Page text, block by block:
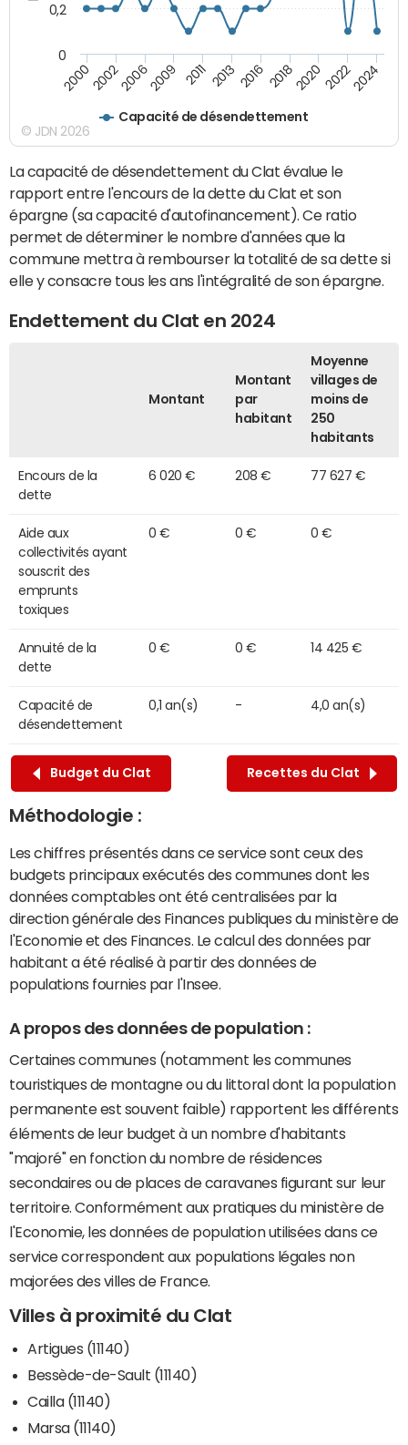
Capacité de désendettement
2000200220062009 2011 2013 2016 2018202020222024
0
0,2
© JDN 2026
La capacité de désendettement du Clat évalue le
rapport entre l'encours de la dette du Clat et son
épargne (sa capacité d'autofinancement). Ce ratio
permet de déterminer le nombre d'années que la
commune mettra à rembourser la totalité de sa dette si
elle y consacre tous les ans l'intégralité de son épargne.
Endettement du Clat en 2024
Montant
Montant
par
habitant
Moyenne
villages de
moins de
250
habitants
Encours de la
dette
6 020 € 208 € 77 627 €
Aide aux
collectivités ayant
souscrit des
emprunts
toxiques
0 € 0 € 0 €
Annuité de la
dette
0 € 0 € 14 425 €
Capacité de
désendettement
0,1 an(s) - 4,0 an(s)
Budget du Clat Recettes du Clat
Méthodologie :
Les chiffres présentés dans ce service sont ceux des
budgets principaux exécutés des communes dont les
données comptables ont été centralisées par la
direction générale des Finances publiques du ministère de
l'Economie et des Finances. Le calcul des données par
habitant a été réalisé à partir des données de
populations fournies par l'Insee.
A propos des données de population :
Certaines communes (notamment les communes
touristiques de montagne ou du littoral dont la population
permanente est souvent faible) rapportent les différents
éléments de leur budget à un nombre d'habitants
"majoré" en fonction du nombre de résidences
secondaires ou de places de caravanes figurant sur leur
territoire. Conformément aux pratiques du ministère de
l'Economie, les données de population utilisées dans ce
service correspondent aux populations légales non
majorées des villes de France.
Villes à proximité du Clat
Artigues (11140)
Bessède-de-Sault (11140)
Cailla (11140)
Marsa (11140)